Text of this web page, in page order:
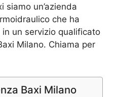
siamo un’azienda
che ha
un servizio qualificato
Milano. Chiama per
Baxi Milano